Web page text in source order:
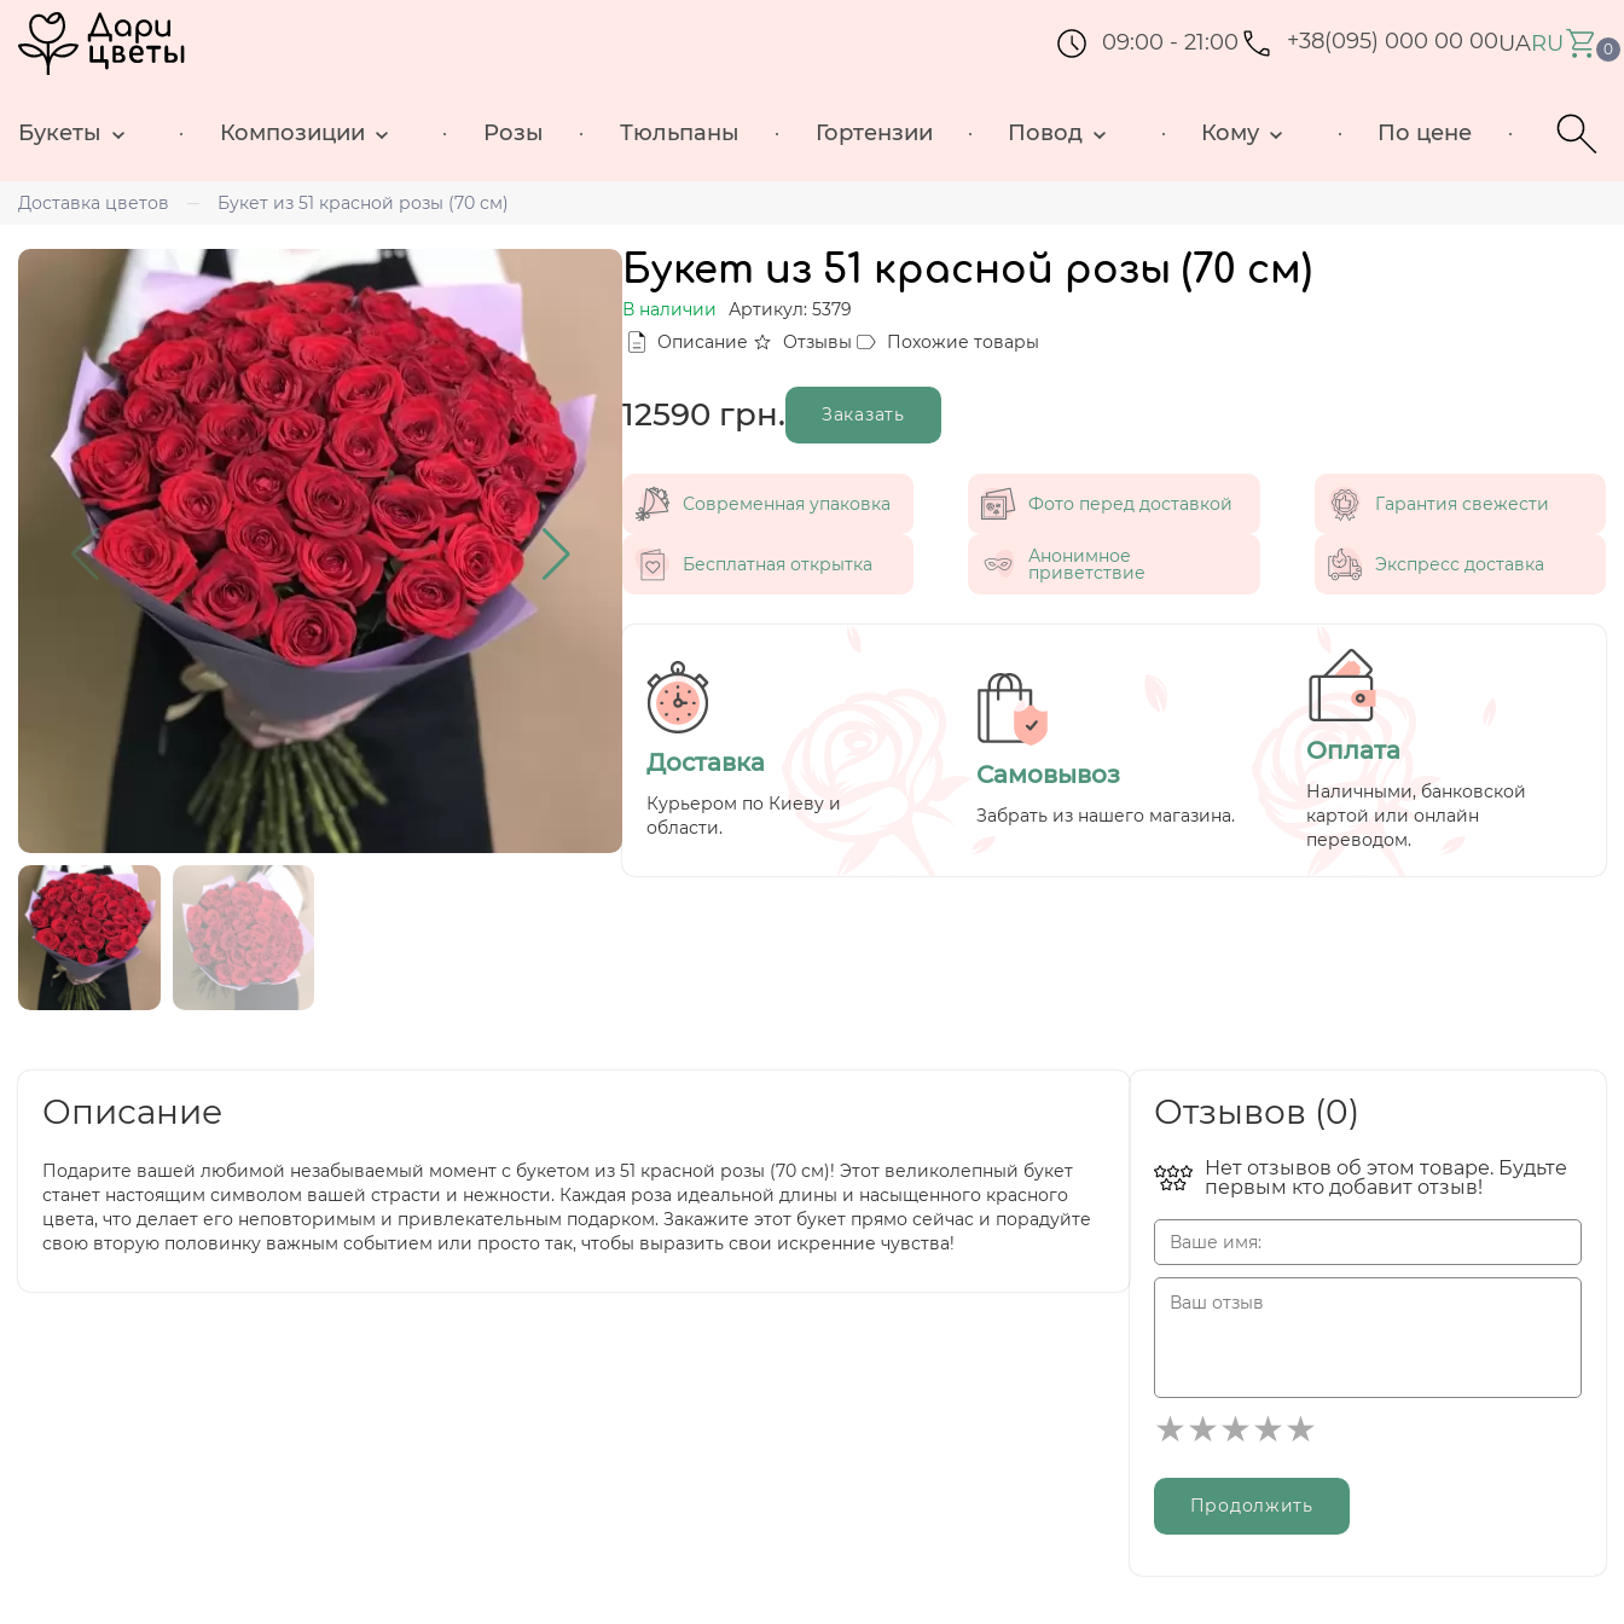
09:00 - 21:00 +38(095) 000 00 00UARU 0
Букеты Композиции Розы Тюльпаны Гортензии Повод Кому По цене
Доставка цветов Букет из 51 красной розы (70 см)
Букет из 51 красной розы (70 см)
В наличии
Артикул: 5379
Описание
Отзывы Похожие товары
12590 грн. Заказать
Современная упаковка Фото перед доставкой Гарантия свежести
Бесплатная открытка Анонимное
приветствие Экспресс доставка
Доставка
Курьером по Киеву и
области.
Самовывоз
Забрать из нашего магазина.
Оплата
Наличными, банковской
картой или онлайн
переводом.
Описание
Подарите вашей любимой незабываемый момент с букетом из 51 красной розы (70 см)! Этот великолепный букет
станет настоящим символом вашей страсти и нежности. Каждая роза идеальной длины и насыщенного красного
цвета, что делает его неповторимым и привлекательным подарком. Закажите этот букет прямо сейчас и порадуйте
свою вторую половинку важным событием или просто так, чтобы выразить свои искренние чувства!
Отзывов (0)
Нет отзывов об этом товаре. Будьте
первым кто добавит отзыв!
Продолжить